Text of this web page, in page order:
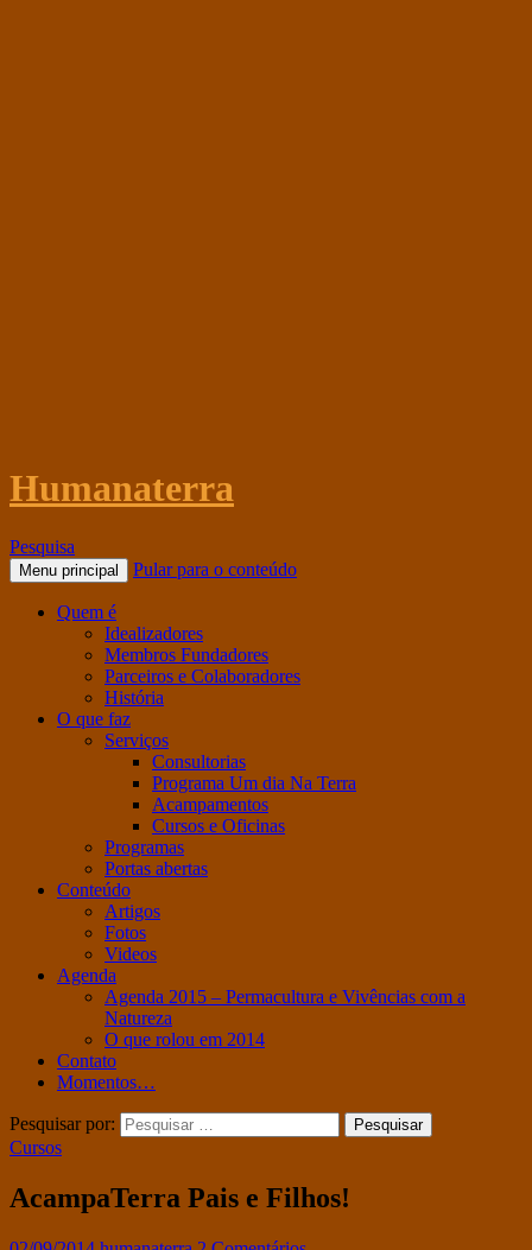
Humanaterra
Pesquisa
Menu principal Pular para o conteúdo
Quem é
Idealizadores
Membros Fundadores
Parceiros e Colaboradores
História
O que faz
Serviços
Consultorias
Programa Um dia Na Terra
Acampamentos
Cursos e Oficinas
Programas
Portas abertas
Conteúdo
Artigos
Fotos
Videos
Agenda
Agenda 2015 – Permacultura e Vivências com a
Natureza
O que rolou em 2014
Contato
Momentos…
Pesquisar por:
Cursos
AcampaTerra Pais e Filhos!